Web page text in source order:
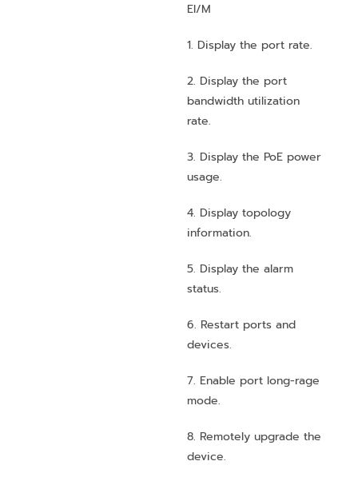
EI/M
1. Display the port rate.
2. Display the port
bandwidth utilization
rate.
3. Display the PoE power
usage.
4. Display topology
information.
5. Display the alarm
status.
6. Restart ports and
devices.
7. Enable port long-rage
mode.
8. Remotely upgrade the
device.